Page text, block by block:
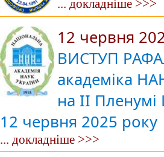
... докладніше >>>
12 червня
ВИСТУП
академіка
на ІІ
12 червня 2025 року
... докладніше >>>